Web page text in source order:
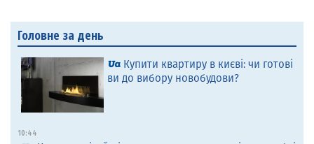
Головне за день
Купити квартиру в києві: чи готові
ви до вибору новобудови?
10:44